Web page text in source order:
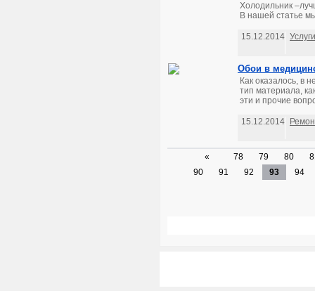
Холодильник
В нашей статье
15.12.2014 Услуги
Обои в
Как оказалось, в
тип материала,
эти и прочие
15.12.2014
« 78 79 80
90
91 92 93 94